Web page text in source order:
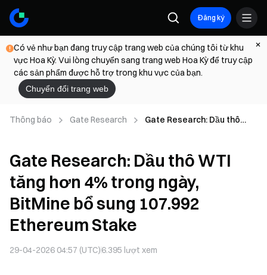
Đăng ký
Có vẻ như bạn đang truy cập trang web của chúng tôi từ khu
vực Hoa Kỳ. Vui lòng chuyển sang trang web Hoa Kỳ để truy cập
các sản phẩm được hỗ trợ trong khu vực của bạn.
Chuyển đổi trang web
Thông báo Gate Research
Gate Research: Dầu thô
107.992 Ethereum Stake
Gate Research: Dầu thô WTI
tăng hơn 4% trong ngày,
BitMine bổ sung 107.992
Ethereum Stake
29-04-2026 04:57 (UTC)6.395 lượt xem